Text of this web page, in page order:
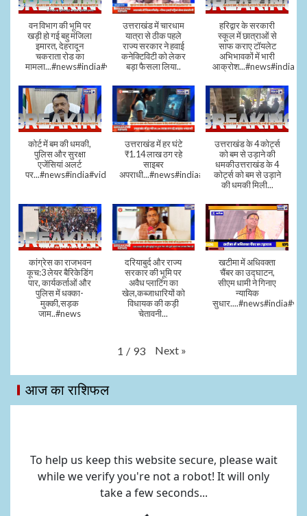
वन विभाग की भूमि पर
खड़ी हो गई बहु मंजिला
इमारत, देहरादून
चकराता रोड का
मामला...#news#india#video
उत्तराखंड में चारधाम
यात्रा से ठीक पहले
राज्य सरकार ने हवाई
कनेक्टिविटी को लेकर
बड़ा फैसला लिया..
हरिद्वार के सरकारी
स्कूल में छात्राओं से
साफ कराए टॉयलेट
अभिभावकों में भारी
आक्रोश...#news#india
कोर्ट में बम की धमकी,
पुलिस और सुरक्षा
एजेंसियां अलर्ट
पर...#news#india#video#viral
उत्तराखंड में हर घंटे
₹1.14 लाख ठग रहे
साइबर
अपराधी...#news#india#video#viral
उत्तराखंड के 4 कोर्ट्स
को बम से उड़ाने की
धमकीउत्तराखंड के 4
कोर्ट्स को बम से उड़ाने
की धमकी मिली...
कांग्रेस का राजभवन
कूच:3 लेयर बैरिकेडिंग
पार, कार्यकर्ताओं और
पुलिस में धक्का-
मुक्की,सड़क
जाम..#news
दरियाबुर्द और राज्य
सरकार की भूमि पर
अवैध प्लाटिंग का
खेल,कब्जाधारियों को
विधायक की कड़ी
चेतावनी...
खटीमा में अधिवक्ता
चैंबर का उद्घाटन,
सीएम धामी ने गिनाए
न्यायिक
1 / 93 Next »
आज का राशिफल